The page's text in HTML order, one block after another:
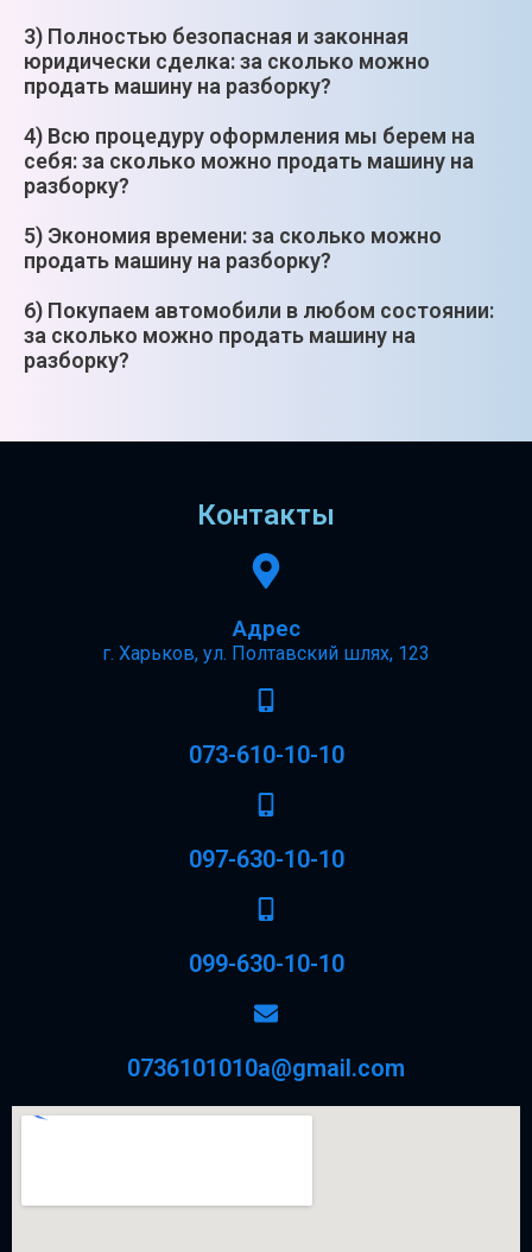
3) Полностью безопасная и законная
юридически сделка: за сколько можно
продать машину на разборку?
4) Всю процедуру оформления мы берем на
себя: за сколько можно продать машину на
разборку?
5) Экономия времени: за сколько можно
продать машину на разборку?
6) Покупаем автомобили в любом состоянии:
за сколько можно продать машину на
разборку?
Контакты
Адрес
г. Харьков, ул. Полтавский шлях, 123
073-610-10-10
097-630-10-10
099-630-10-10
0736101010a@gmail.com